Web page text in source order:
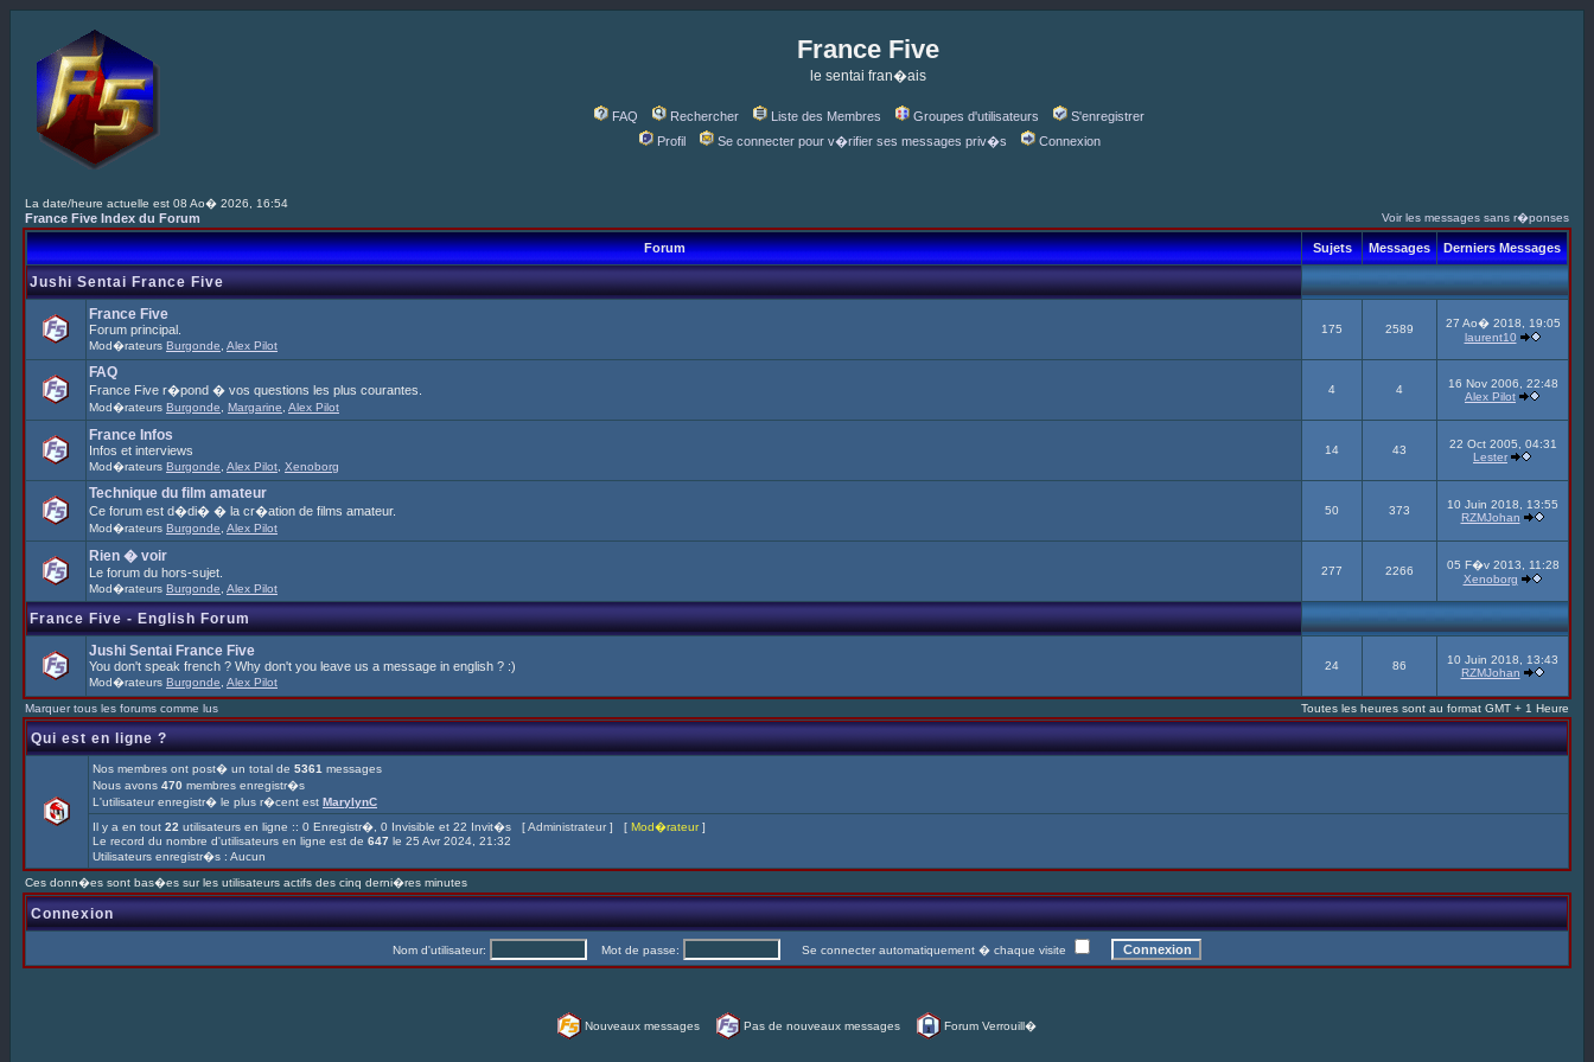
France Five
le sentai fran�ais
FAQ Rechercher Liste des Membres Groupes d'utilisateurs
S'enregistrer
Profil
Se connecter pour v�rifier ses messages priv�s Connexion
La date/heure actuelle est 08 Ao� 2026, 16:54
France Five Index du Forum Voir les messages sans r�ponses
Forum Sujets Messages Derniers Messages
Jushi Sentai France Five
France Five
Forum principal.
Mod�rateurs Burgonde Alex Pilot
175 2589
27 Ao� 2018, 19:05
laurent10
FAQ
France Five r�pond � vos questions les plus courantes.
Mod�rateurs Burgonde Margarine Alex Pilot
4 4
16 Nov 2006, 22:48
Alex Pilot
France Infos
Infos et interviews
Mod�rateurs Burgonde Alex Pilot Xenoborg
14 43
22 Oct 2005, 04:31
Lester
Technique du film amateur
Ce forum est d�di� � la cr�ation de films amateur.
Mod�rateurs Burgonde Alex Pilot
50 373
10 Juin 2018, 13:55
RZMJohan
Rien � voir
Le forum du hors-sujet.
Mod�rateurs Burgonde Alex Pilot
277 2266
05 F�v 2013, 11:28
Xenoborg
France Five - English Forum
Jushi Sentai France Five
You don't speak french ? Why don't you leave us a message in english ? :)
Mod�rateurs Burgonde Alex Pilot
24 86
10 Juin 2018, 13:43
RZMJohan
Marquer tous les forums comme lus Toutes les heures sont au format GMT + 1 Heure
Qui est en ligne ?
Nos membres ont post� un total de 5361 messages
Nous avons 470 membres enregistr�s
L'utilisateur enregistr� le plus r�cent est MarylynC
Il y a en tout 22 utilisateurs en ligne :: 0 Enregistr�, 0 Invisible et 22 Invit�s [Administrateur] [ Mod�rateur]
Le record du nombre d'utilisateurs en ligne est de 647 le 25 Avr 2024, 21:32
Utilisateurs enregistr�s : Aucun
Ces donn�es sont bas�es sur les utilisateurs actifs des cinq derni�res minutes
Connexion
Nom d'utilisateur: Mot de passe: Se connecter automatiquement � chaque visite
Nouveaux messages Pas de nouveaux messages Forum Verrouill�